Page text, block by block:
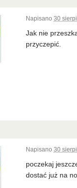
Napisano 30
Jak nie
przyczepić.
Napisano 30
poczekaj
dostać już na